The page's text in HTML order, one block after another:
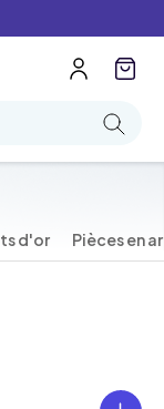
d'or Pièces en